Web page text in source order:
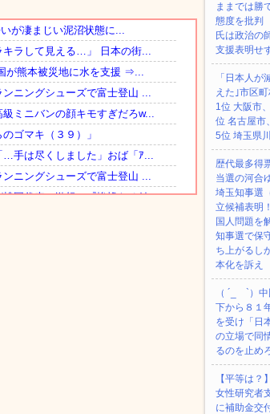
Mute
ままでは勝
態度を批判
氏は政治の
支援表明せ
「日本人が
えた｣市区
1位 大阪市
位 名古屋市
5位 埼玉県
歴代最多得
当選の河合
埼玉知事選
立候補表明
国人問題を
知事選で保
ち上がるし
本化を訴え
（ ´_ゝ`）
下から８１
を受け「日
の立場で同
るのを止め
【平等は？
女性研究者
に補助金交